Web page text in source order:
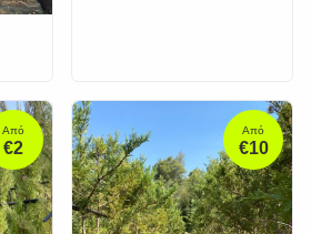
Από
€2
Από
€10